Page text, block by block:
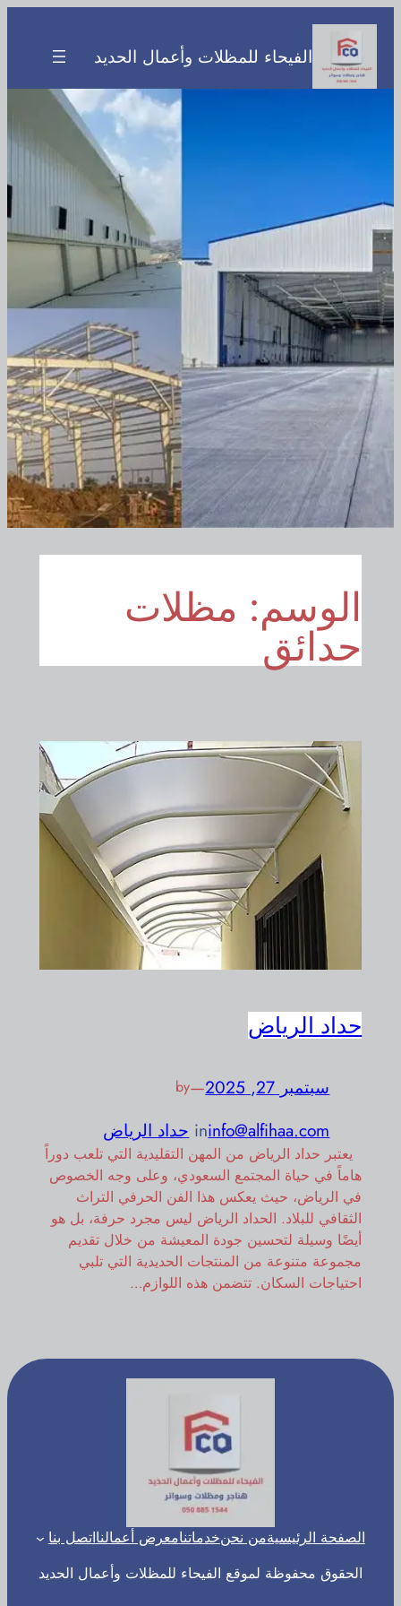
تخطى
المحتوى
الفيحاء للمظلات وأعمال الحديد
الوسم: مظلات
حدائق
حداد الرياض
سبتمبر 27, 2025 —
by
info@alfihaa.com
in حداد الرياض
يعتبر حداد الرياض من المهن التقليدية التي تلعب دوراً
هاماً في حياة المجتمع السعودي، وعلى وجه الخصوص
في الرياض، حيث يعكس هذا الفن الحرفي التراث
الثقافي للبلاد. الحداد الرياض ليس مجرد حرفة، بل هو
أيضًا وسيلة لتحسين جودة المعيشة من خلال تقديم
مجموعة متنوعة من المنتجات الحديدية التي تلبي
احتياجات السكان. تتضمن هذه اللوازم…
الصفحة الرئيسيةمن نحنخدماتنامعرض أعمالنااتصل بنا
الحقوق محفوظة لموقع الفيحاء للمظلات وأعمال الحديد